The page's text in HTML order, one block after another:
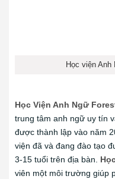
Học viện Anh
Học Viện Anh Ngữ
trung tâm anh ngữ uy tín
được thành lập vào năm
viện đã và đang đào tạo
3-15 tuổi trên địa bàn.
viên một môi trường giúp